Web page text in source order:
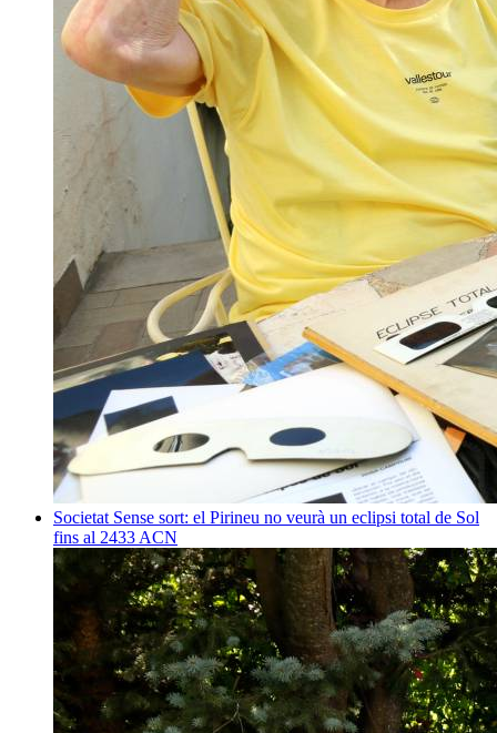
Societat Sense sort: el Pirineu no veurà un eclipsi total de Sol
fins al 2433 ACN